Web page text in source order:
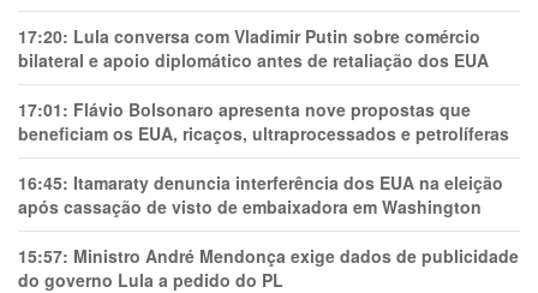
17:20: Lula conversa com Vladimir Putin sobre comércio
bilateral e apoio diplomático antes de retaliação dos EUA
17:01: Flávio Bolsonaro apresenta nove propostas que
beneficiam os EUA, ricaços, ultraprocessados e petrolíferas
16:45: Itamaraty denuncia interferência dos EUA na eleição
após cassação de visto de embaixadora em Washington
15:57: Ministro André Mendonça exige dados de publicidade
do governo Lula a pedido do PL